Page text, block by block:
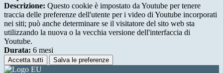
Descrizione: Questo cookie è impostato da Youtube per tenere
traccia delle preferenze dell'utente per i video di Youtube incorporati
nei siti; può anche determinare se il visitatore del sito web sta
utilizzando la nuova o la vecchia versione dell'interfaccia di
Youtube.
Durata: 6 mesi
Accetta tutti Salva le preferenze